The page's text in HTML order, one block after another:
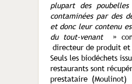
plupart des
contaminées par des
et donc leur contenu
du tout-venant»
directeur de produit
Seuls les biodéchets
restaurants sont
prestataire